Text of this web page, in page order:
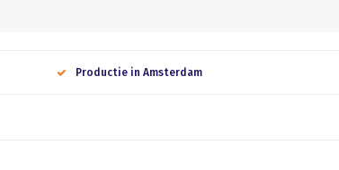
Productie in Amsterdam